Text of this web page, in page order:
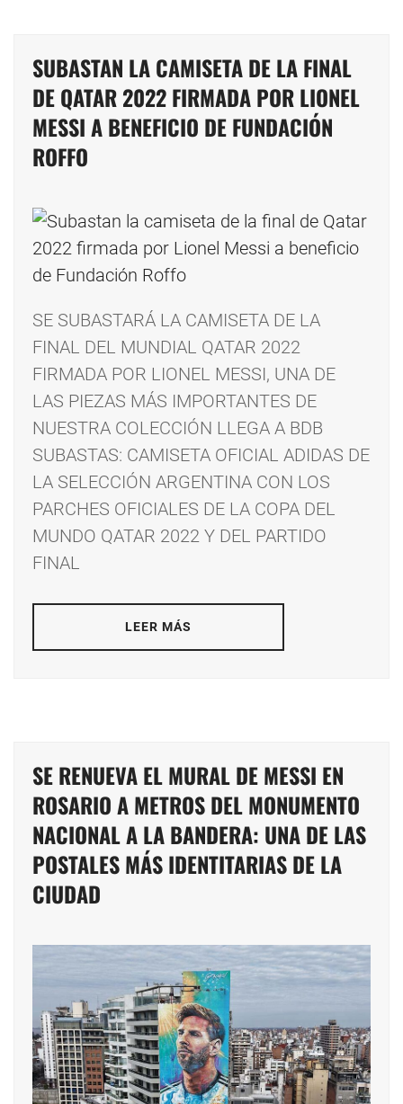
SUBASTAN LA CAMISETA DE LA FINAL
DE QATAR 2022 FIRMADA POR LIONEL
MESSI A BENEFICIO DE FUNDACIÓN
ROFFO
SE SUBASTARÁ LA CAMISETA DE LA
FINAL DEL MUNDIAL QATAR 2022
FIRMADA POR LIONEL MESSI, UNA DE
LAS PIEZAS MÁS IMPORTANTES DE
NUESTRA COLECCIÓN LLEGA A BDB
SUBASTAS: CAMISETA OFICIAL ADIDAS DE
LA SELECCIÓN ARGENTINA CON LOS
PARCHES OFICIALES DE LA COPA DEL
MUNDO QATAR 2022 Y DEL PARTIDO
FINAL
LEER MÁS
SE RENUEVA EL MURAL DE MESSI EN
ROSARIO A METROS DEL MONUMENTO
NACIONAL A LA BANDERA: UNA DE LAS
POSTALES MÁS IDENTITARIAS DE LA
CIUDAD